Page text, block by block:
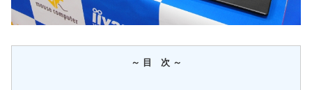
～ 目 次 ～